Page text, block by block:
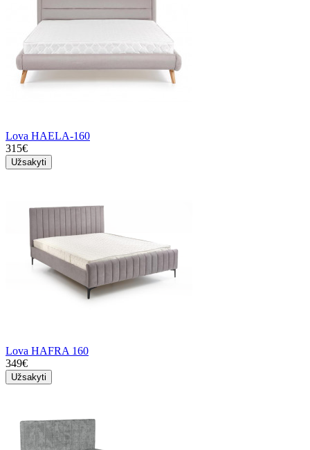
Lova HAELA-160
315€
Užsakyti
Lova HAFRA 160
349€
Užsakyti